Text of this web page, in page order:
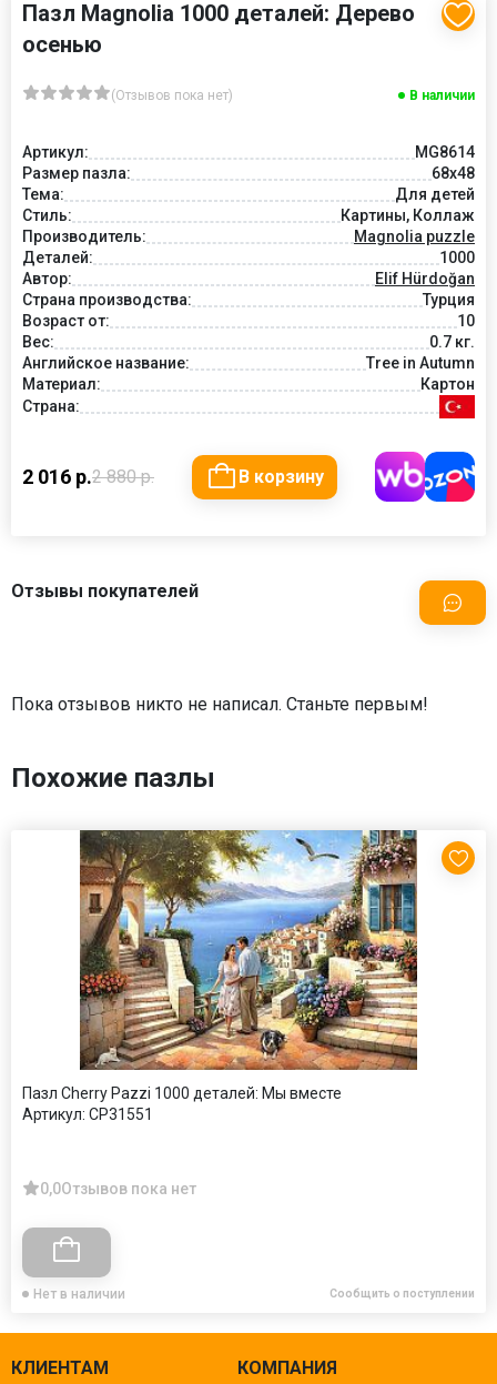
Пазл Magnolia 1000 деталей: Дерево
осенью
(Отзывов пока нет) В наличии
Артикул:
MG8614
Размер пазла:
68x48
Тема:
Для детей
Стиль:
Картины, Коллаж
Производитель:
Magnolia puzzle
Деталей:
1000
Автор:
Elif Hürdoğan
Страна производства:
Турция
Возраст от:
10
Вес:
0.7 кг.
Английское название:
Tree in Autumn
Материал:
Картон
Страна:
2 016 р.2 880 р. В корзину
Отзывы покупателей
Пока отзывов никто не написал. Станьте первым!
Похожие пазлы
Пазл Cherry Pazzi 1000 деталей: Мы вместе
Артикул: CP31551
0,0Отзывов пока нет
Нет в наличии Сообщить о поступлении
КЛИЕНТАМ КОМПАНИЯ